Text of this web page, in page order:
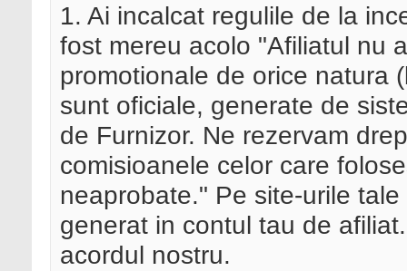
1. Ai incalcat regulile de la
fost mereu acolo "Afiliatul nu
promotionale de orice natura
sunt oficiale, generate de
de Furnizor. Ne rezervam
comisioanele celor care
neaprobate." Pe site-urile
generat in contul tau de
acordul nostru.